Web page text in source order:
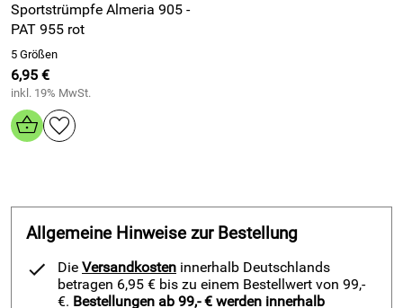
Genieße den enganliegenden Sitz und stabilisiere deine
Muskulatur durch die elastische Doppelgewebestruktur
mit Double-Skin-Effekt.
Profitiere von der aktiven Feuchtigkeitsableitung durch
Thermo-Max und halte deinen Oberkörper länger trocken.
Spüre die frische Luftzirkulation durch die
Verlasse dich auf das leichte Material mit 145 Gramm
und bewege dich frei bei hohem Tempo.
Setze auf das robuste Mischgewebe aus 95 Prozent
Polyester und 5 Prozent Elasthan für dauerhafte Form
und angenehmen Rücksprung.
Sportstrümpfe Almeria 905 -
PAT 955 rot
5 Größen
6,95 €
inkl. 19% MwSt.
Allgemeine Hinweise zur Bestellung
Die Versandkosten innerhalb Deutschlands
betragen 6,95 € bis zu einem Bestellwert von 99,-
€. Bestellungen ab 99,- € werden innerhalb